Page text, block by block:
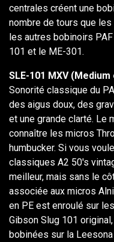
centrales créent une
nombre de tours que
les autres bobinoirs
101 et le ME-301.
SLE-101 MXV
Sonorité classique du
des aigus doux, des
et une grande clarté. Le
connaître les micros
humbucker. Si vous
classiques A2 50's
meilleur, mais sans le
associée aux micros
en PE est enroulé sur
Gibson Slug 101
bobinées sur la